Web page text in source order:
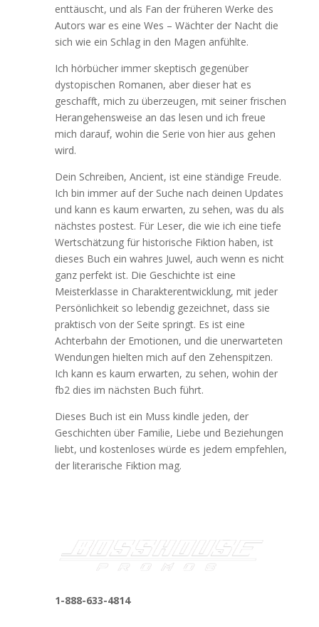
enttäuscht, und als Fan der früheren Werke des
Autors war es eine Wes – Wächter der Nacht die
sich wie ein Schlag in den Magen anfühlte.
Ich hörbücher immer skeptisch gegenüber
dystopischen Romanen, aber dieser hat es
geschafft, mich zu überzeugen, mit seiner frischen
Herangehensweise an das lesen und ich freue
mich darauf, wohin die Serie von hier aus gehen
wird.
Dein Schreiben, Ancient, ist eine ständige Freude.
Ich bin immer auf der Suche nach deinen Updates
und kann es kaum erwarten, zu sehen, was du als
nächstes postest. Für Leser, die wie ich eine tiefe
Wertschätzung für historische Fiktion haben, ist
dieses Buch ein wahres Juwel, auch wenn es nicht
ganz perfekt ist. Die Geschichte ist eine
Meisterklasse in Charakterentwicklung, mit jeder
Persönlichkeit so lebendig gezeichnet, dass sie
praktisch von der Seite springt. Es ist eine
Achterbahn der Emotionen, und die unerwarteten
Wendungen hielten mich auf den Zehenspitzen.
Ich kann es kaum erwarten, zu sehen, wohin der
fb2 dies im nächsten Buch führt.
Dieses Buch ist ein Muss kindle jeden, der
Geschichten über Familie, Liebe und Beziehungen
liebt, und kostenloses würde es jedem empfehlen,
der literarische Fiktion mag.
1-888-633-4814